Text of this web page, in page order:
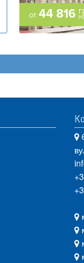
от 44 816